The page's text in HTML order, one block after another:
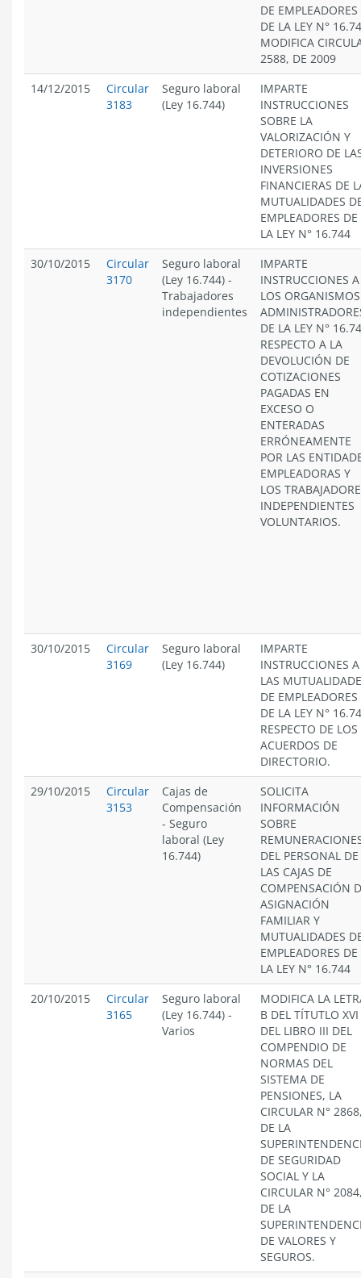
DE EMPLEADORES
DE LA LEY N°
MODIFICA
2588, DE 2009
14/12/2015
Circular
3183
Seguro laboral
(Ley 16.744)
IMPARTE
INSTRUCCIONES
SOBRE LA
VALORIZACIÓN Y
DETERIORO DE
INVERSIONES
FINANCIERAS DE
MUTUALIDADES
EMPLEADORES DE
LA LEY N° 16.744
30/10/2015
Circular
3170
Seguro laboral
(Ley 16.744) -
Trabajadores
independientes
IMPARTE
INSTRUCCIONES A
LOS ORGANISMOS
DE LA LEY N°
RESPECTO A LA
DEVOLUCIÓN DE
COTIZACIONES
PAGADAS EN
EXCESO O
ENTERADAS
ERRÓNEAMENTE
POR LAS
EMPLEADORAS Y
LOS
INDEPENDIENTES
VOLUNTARIOS.
30/10/2015
Circular
3169
Seguro laboral
(Ley 16.744)
IMPARTE
INSTRUCCIONES A
LAS
DE EMPLEADORES
DE LA LEY N°
RESPECTO DE LOS
ACUERDOS DE
DIRECTORIO.
29/10/2015
Circular
3153
Cajas de
Compensación
- Seguro
laboral (Ley
16.744)
SOLICITA
INFORMACIÓN
SOBRE
DEL PERSONAL DE
LAS CAJAS DE
COMPENSACIÓN
ASIGNACIÓN
FAMILIAR Y
MUTUALIDADES
EMPLEADORES DE
LA LEY N° 16.744
20/10/2015
Circular
3165
Seguro laboral
(Ley 16.744) -
Varios
MODIFICA LA
B DEL TÍTUTLO XVI
DEL LIBRO III DEL
COMPENDIO DE
NORMAS DEL
SISTEMA DE
PENSIONES, LA
CIRCULAR N°
DE LA
DE SEGURIDAD
SOCIAL Y LA
CIRCULAR N°
DE LA
DE VALORES Y
SEGUROS.